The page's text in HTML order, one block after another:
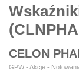
CELON
GPW - Akcje -